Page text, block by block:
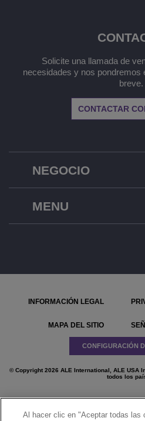
NEGOCIO
Solicite una llamada de
necesidades y nos pondremos
breve.
CONTACTAR
MENU
© Copyright 2026 ALE International, ALE USA
todos los
INFORMACIÓN LEGAL
MAPA DEL SITIO
CONFIGURACIÓN
Al hacer clic en "Aceptar todas las